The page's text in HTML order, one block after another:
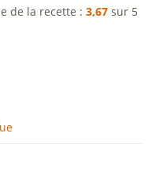
de la recette :3,67 sur 5